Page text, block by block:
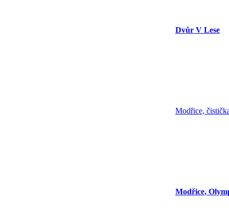
Dvůr V Lese
Modřice,
Modřice,